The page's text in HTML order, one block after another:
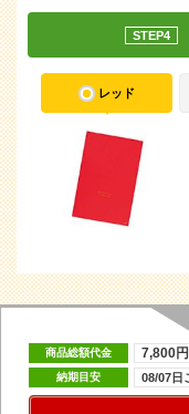
STEP4
レッド
商品総額代金 7,800円
納期目安 08/07日